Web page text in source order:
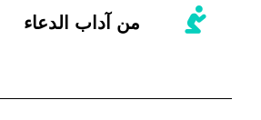
من آداب الدعاء